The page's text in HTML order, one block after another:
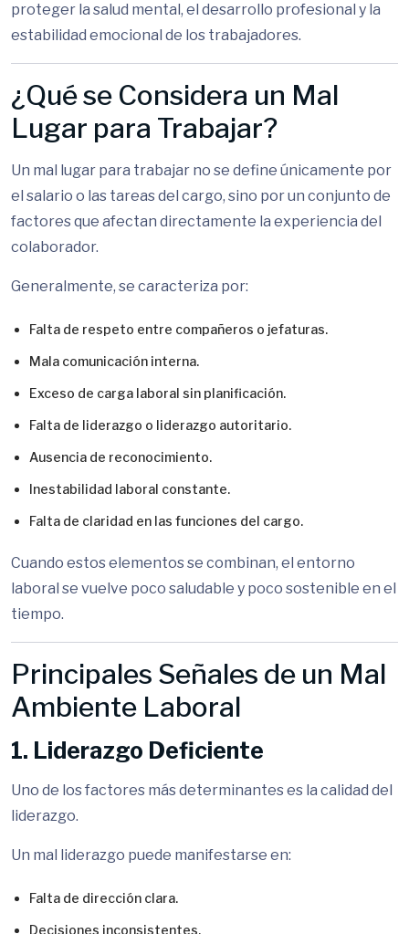
proteger la salud mental, el desarrollo profesional y la
estabilidad emocional de los trabajadores.
¿Qué se Considera un Mal
Lugar para Trabajar?
Un mal lugar para trabajar no se define únicamente por
el salario o las tareas del cargo, sino por un conjunto de
factores que afectan directamente la experiencia del
colaborador.
Generalmente, se caracteriza por:
Falta de respeto entre compañeros o jefaturas.
Mala comunicación interna.
Exceso de carga laboral sin planificación.
Falta de liderazgo o liderazgo autoritario.
Ausencia de reconocimiento.
Inestabilidad laboral constante.
Falta de claridad en las funciones del cargo.
Cuando estos elementos se combinan, el entorno
laboral se vuelve poco saludable y poco sostenible en el
tiempo.
Principales Señales de un Mal
Ambiente Laboral
1. Liderazgo Deficiente
Uno de los factores más determinantes es la calidad del
liderazgo.
Un mal liderazgo puede manifestarse en:
Falta de dirección clara.
Decisiones inconsistentes.